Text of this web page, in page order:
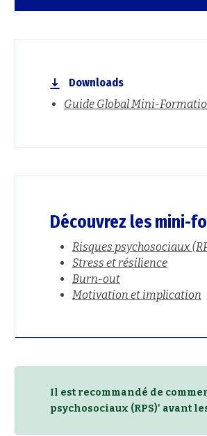
Downloads
Guide Global Mini-
Découvrez les mini-
Risques psychosociaux
Stress et résilience
Burn-out
Motivation et implication
Il est recommandé de
psychosociaux (RPS)' avant